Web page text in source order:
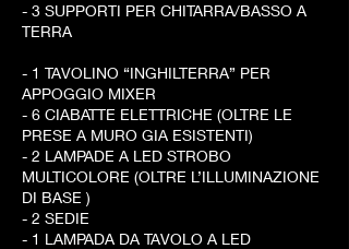
- 3 SUPPORTI PER CHITARRA/BASSO A
TERRA
- 1 TAVOLINO “INGHILTERRA” PER
APPOGGIO MIXER
- 6 CIABATTE ELETTRICHE (OLTRE LE
PRESE A MURO GIA ESISTENTI)
- 2 LAMPADE A LED STROBO
MULTICOLORE (OLTRE L’ILLUMINAZIONE
DI BASE )
- 2 SEDIE
- 1 LAMPADA DA TAVOLO A LED